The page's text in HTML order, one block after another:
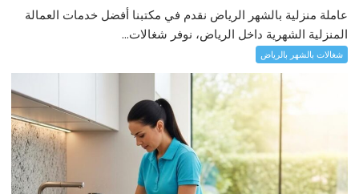
عاملة منزلية بالشهر الرياض نقدم في مكتبنا أفضل خدمات العمالة
المنزلية الشهرية داخل الرياض، نوفر شغالات...
شغالات بالشهر بالرياض